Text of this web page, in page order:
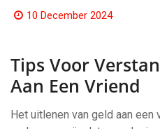
10 December 2024
Tips Voor
Aan Een Vriend
Het uitlenen van geld aan een